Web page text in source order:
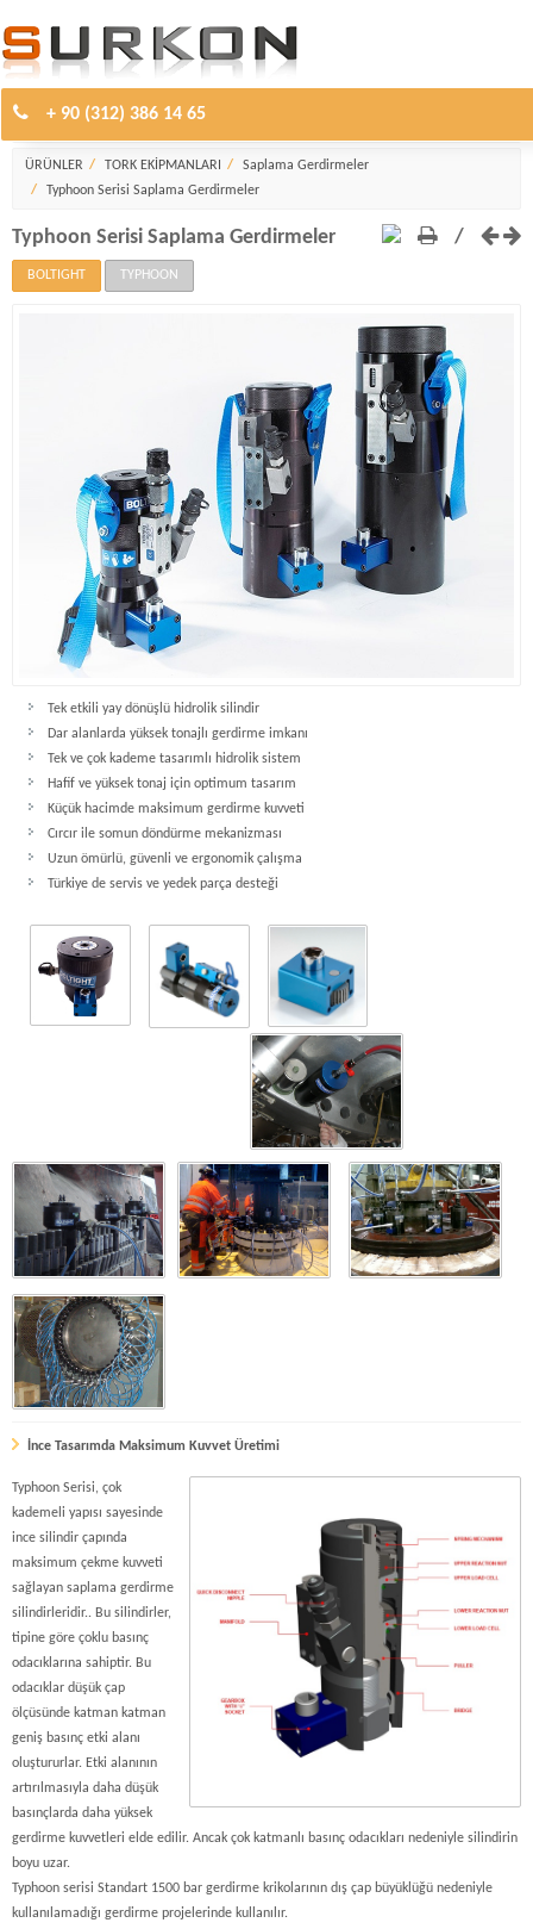
+ 90 (312) 386 14 65
Saplama Gerdirmeler
ÜRÜNLER TORK EKİPMANLARI
Saplama Gerdirmeler
Typhoon Serisi Saplama Gerdirmeler
/
Typhoon Serisi Saplama Gerdirmeler
BOLTIGHT TYPHOON
Tek etkili yay dönüşlü hidrolik silindir
Dar alanlarda yüksek tonajlı gerdirme imkanı
Tek ve çok kademe tasarımlı hidrolik sistem
Hafif ve yüksek tonaj için optimum tasarım
Küçük hacimde maksimum gerdirme kuvveti
Cırcır ile somun döndürme mekanizması
Uzun ömürlü, güvenli ve ergonomik çalışma
Türkiye de servis ve yedek parça desteği
İnce Tasarımda Maksimum Kuvvet Üretimi
Typhoon Serisi, çok
kademeli yapısı sayesinde
ince silindir çapında
maksimum çekme kuvveti
sağlayan saplama gerdirme
silindirleridir.. Bu silindirler,
tipine göre çoklu basınç
odacıklarına sahiptir. Bu
odacıklar düşük çap
ölçüsünde katman katman
geniş basınç etki alanı
oluştururlar. Etki alanının
artırılmasıyla daha düşük
basınçlarda daha yüksek
gerdirme kuvvetleri elde edilir. Ancak çok katmanlı basınç odacıkları nedeniyle silindirin
boyu uzar.
Typhoon serisi Standart 1500 bar gerdirme krikolarının dış çap büyüklüğü nedeniyle
kullanılamadığı gerdirme projelerinde kullanılır.